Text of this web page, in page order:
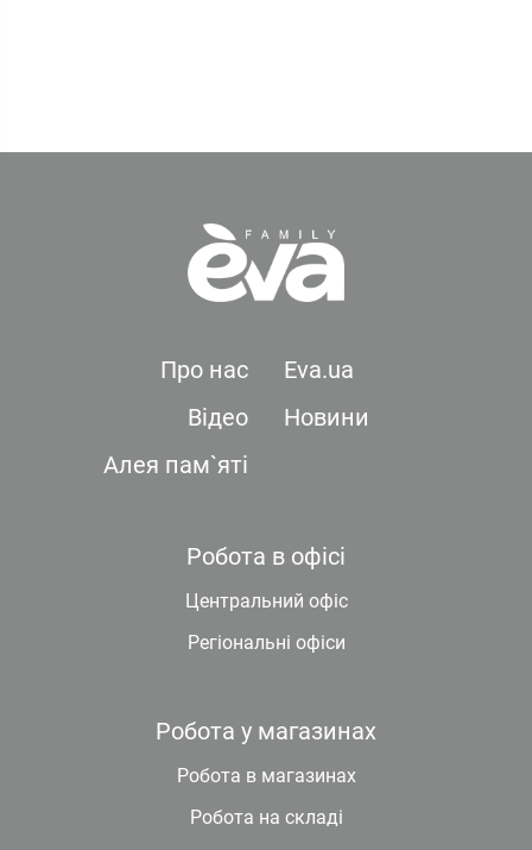
Про нас
Eva.ua
Відео
Новини
Алея пам`яті
Робота в офісі
Центральний офіс
Регіональні офіси
Робота у магазинах
Робота в магазинах
Робота на складі